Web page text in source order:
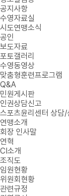
공지사항
수영자료실
시도연맹소식
공인
보도자료
포토갤러리
수영동영상
맞춤형훈련프로그램
Q&A
민원게시판
인권상담신고
스포츠윤리센터 상담/
연맹소개
회장 인사말
연혁
CI소개
조직도
임원현황
위원회현황
관련규정